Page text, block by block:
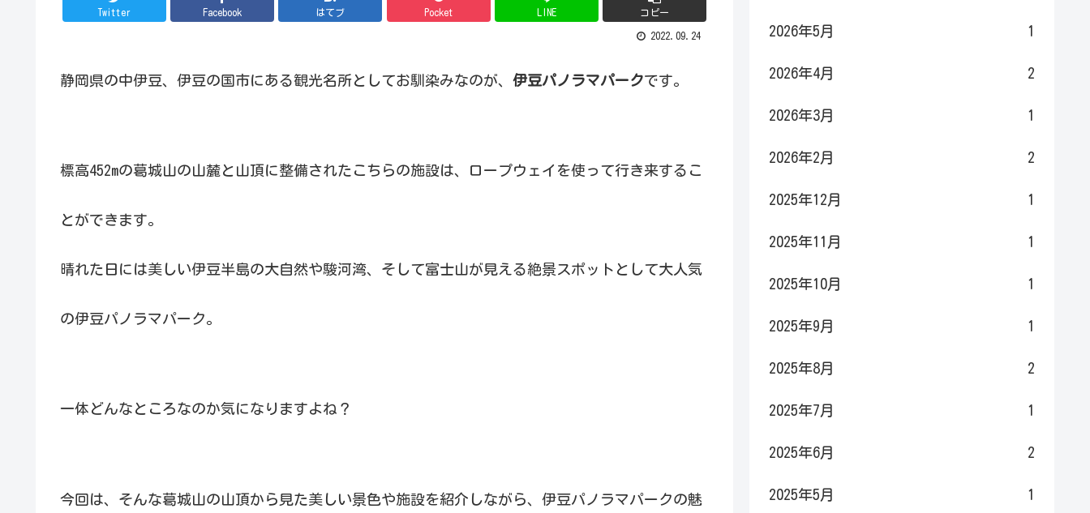
Twitter Facebook はてブ Pocket LINE コピー
2022.09.24
静岡県の中伊豆、伊豆の国市にある観光名所としてお馴染みなのが、 伊豆パノラマパークです。
標高452mの葛城山の山麓と山頂に整備されたこちらの施設は、ロープウェイを使って行き来するこ
とができます。
晴れた日には美しい伊豆半島の大自然や駿河湾、そして富士山が見える絶景スポットとして大人気
の伊豆パノラマパーク。
一体どんなところなのか気になりますよね？
今回は、そんな葛城山の山頂から見た美しい景色や施設を紹介しながら、伊豆パノラマパークの魅
2026年5月 1
2026年4月 2
2026年3月 1
2026年2月 2
2025年12月 1
2025年11月 1
2025年10月 1
2025年9月 1
2025年8月 2
2025年7月 1
2025年6月 2
2025年5月 1